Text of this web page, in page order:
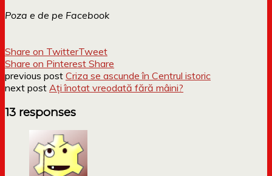
Poza e de pe Facebook
Share on TwitterTweet
Share on Pinterest Share
previous post Criza se ascunde în Centrul istoric
next post Ați înotat vreodată fără mâini?
13 responses